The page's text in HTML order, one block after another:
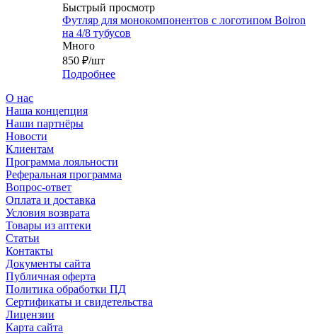
Быстрый просмотр
Футляр для монокомпонентов с логотипом Boiron
на 4/8 тубусов
Много
850 ₽/шт
Подробнее
О нас
Наша концепция
Наши партнёры
Новости
Клиентам
Программа лояльности
Реферальная программа
Вопрос-ответ
Оплата и доставка
Условия возврата
Товары из аптеки
Статьи
Контакты
Документы сайта
Публичная оферта
Политика обработки ПД
Сертификаты и свидетельства
Лицензии
Карта сайта